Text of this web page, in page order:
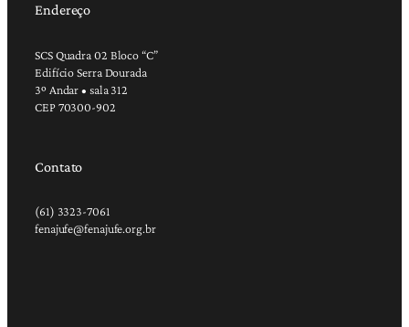
Endereço
SCS Quadra 02 Bloco “C”
Edifício Serra Dourada
3º Andar • sala 312
CEP 70300-902
Contato
(61) 3323-7061
fenajufe@fenajufe.org.br